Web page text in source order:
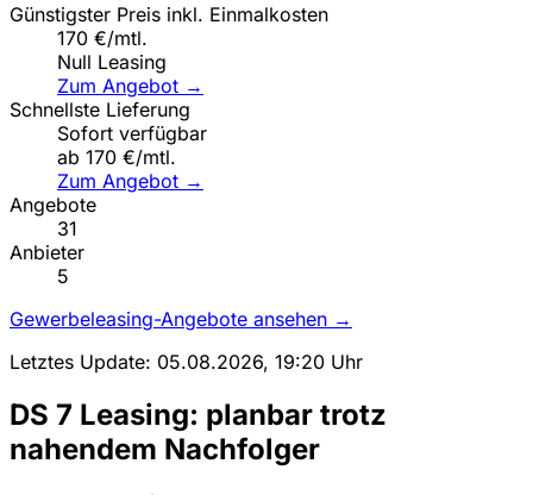
Günstigster Preis inkl. Einmalkosten
170 €/mtl.
Null Leasing
Zum Angebot →
Schnellste Lieferung
Sofort verfügbar
ab 170 €/mtl.
Zum Angebot →
Angebote
31
Anbieter
5
Gewerbeleasing-Angebote ansehen →
Letztes Update: 05.08.2026, 19:20 Uhr
DS 7 Leasing: planbar trotz
nahendem Nachfolger